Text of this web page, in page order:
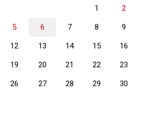
1 2
5 6 7 8 9
12 13 14 15 16
19 20 21 22 23
26 27 28 29 30